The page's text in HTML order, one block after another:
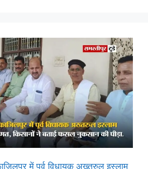
में पूर्व विधायक अख्तरुल इस्लाम